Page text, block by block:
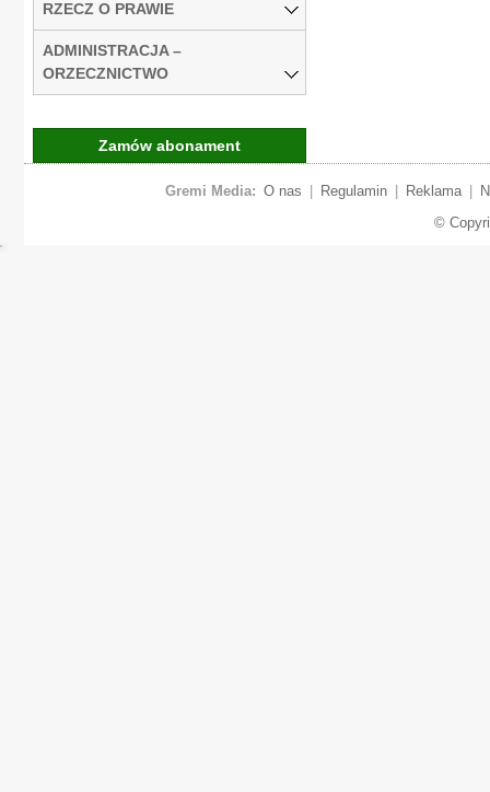
RZECZ O PRAWIE
ADMINISTRACJA –
ORZECZNICTWO
Zamów abonament
Gremi Media: O nas Regulamin Reklama
©